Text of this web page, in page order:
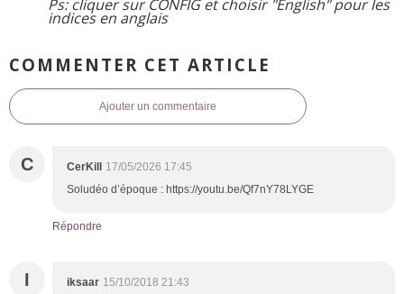
Ps: cliquer sur CONFIG et choisir "English" pour les
indices en anglais
COMMENTER CET ARTICLE
Ajouter un commentaire
C CerKill 17/05/2026 17:45
Soludéo d’époque : https://youtu.be/Qf7nY78LYGE
Répondre
I iksaar 15/10/2018 21:43